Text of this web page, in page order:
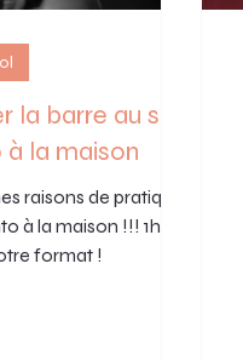
la barre au sol
la maison
raisons de pratiquer
à la maison !!! 1h ou
format !